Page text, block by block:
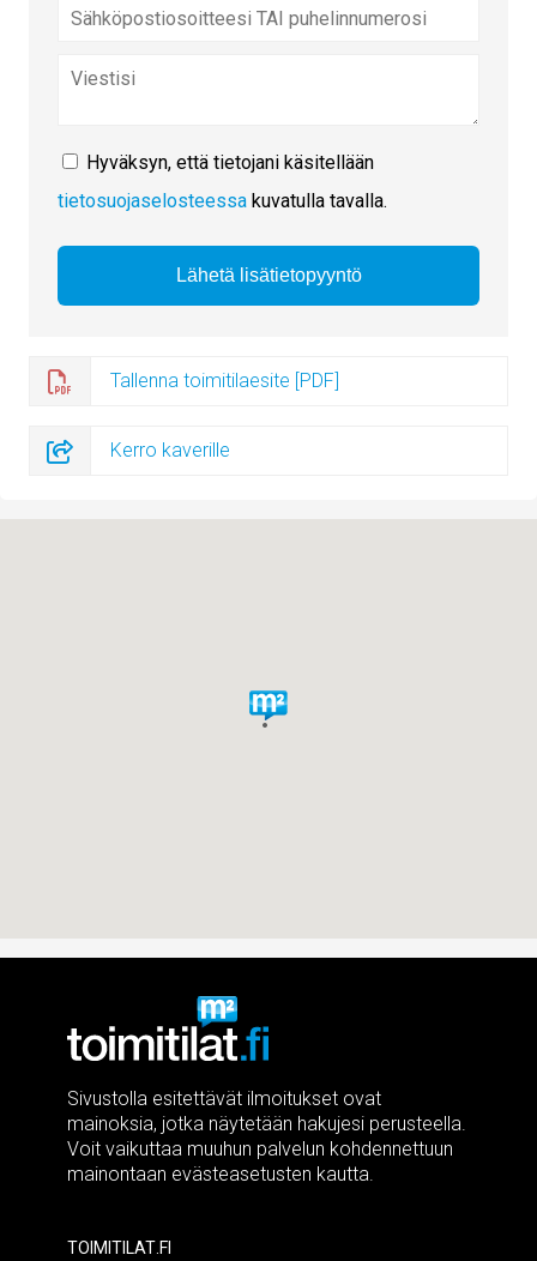
Hyväksyn, että tietojani käsitellään
tietosuojaselosteessa kuvatulla tavalla.
Tallenna toimitilaesite [PDF]
Kerro kaverille
Sivustolla esitettävät ilmoitukset ovat
mainoksia, jotka näytetään hakujesi perusteella.
Voit vaikuttaa muuhun palvelun kohdennettuun
mainontaan evästeasetusten kautta.
Toimitilat.fi